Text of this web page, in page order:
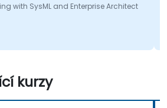
with SysML and Enterprise Architect
kurzy